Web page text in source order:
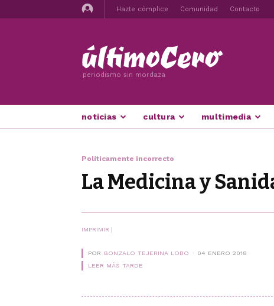
Hazte cómplice Comunidad Contacto
periodismo sin mordaza
noticias cultura multimedia
Políticamente incorrecto
La Medicina y
IMPRIMIR |
POR GONZALO TEJERINA LOBO
04 ENERO 2018
LEER MÁS TARDE